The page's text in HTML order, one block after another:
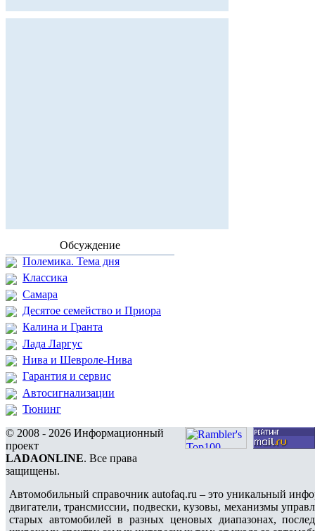
Обсуждение
Полемика. Тема дня
Классика
Самара
Десятое семейство и Приора
Калина и Гранта
Лада Ларгус
Нива и Шевроле-Нива
Гарантия и сервис
Автосигнализации
Тюнинг
© 2008 - 2026 Информационный
проект
LADAONLINE. Все права
защищены.
Автомобильный справочник autofaq.ru – это уникальный
двигатели, трансмиссии, подвески, кузовы, механизмы
старых автомобилей в разных ценовых диапазонах,